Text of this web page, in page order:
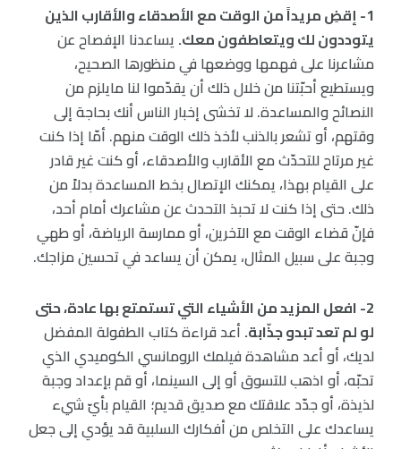
1- إقضِ مريداً من الوقت مع الأصدقاء والأقارب الذين
يتوددون لك ويتعاطفون معك. يساعدنا الإفصاح عن
مشاعرنا على فهمها ووضعها في منظورها الصحيح،
ويستطيع أحبّتنا من خلال ذلك أن يقدّموا لنا مايلزم من
النصائح والمساعدة. لا تخشى إخبار الناس أنك بحاجة إلى
وقتهم، أو تشعر بالذنب لأخذ ذلك الوقت منهم. أمّا إذا كنت
غير مرتاح للتحدّث مع الأقارب والأصدقاء، أو كنت غير قادر
على القيام بهذا، يمكنك الإتصال بخط المساعدة بدلاً من
ذلك. حتى إذا كنت لا تحبذ التحدث عن مشاعرك أمام أحد،
فإنّ قضاء الوقت مع الآخرين، أو ممارسة الرياضة، أو طهي
وجبة على سبيل المثال، يمكن أن يساعد في تحسين مزاجك.
2- افعل المزيد من الأشياء التي تستمتع بها عادة، حتى
لو لم تعد تبدو جذّابة. أعد قراءة كتاب الطفولة المفضل
لديك، أو أعد مشاهدة فيلمك الرومانسي الكوميدي الذي
تحبّه، أو اذهب للتسوق أو إلى السينما، أو قم بإعداد وجبة
لذيذة، أو جدّد علاقتك مع صديق قديم؛ القيام بأيّ شيء
يساعدك على التخلص من أفكارك السلبية قد يؤدي إلى جعل